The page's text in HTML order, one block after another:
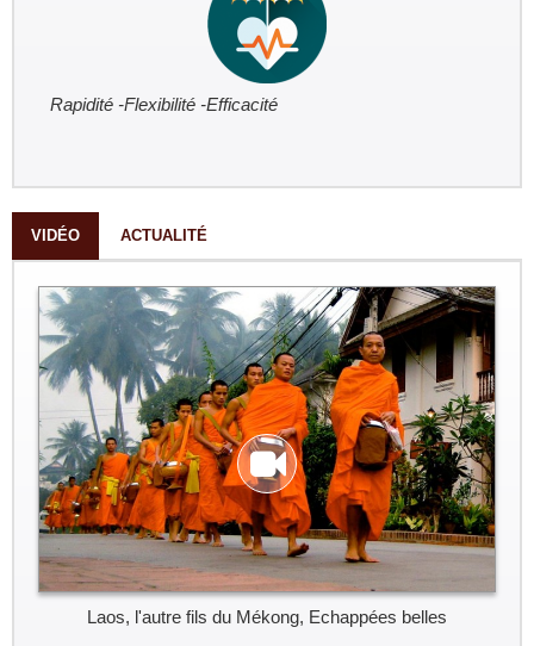
Rapidité -Flexibilité -Efficacité
VIDÉO ACTUALITÉ
Laos, l'autre fils du Mékong, Echappées belles